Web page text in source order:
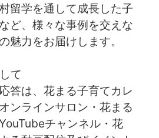
留学を通して成長した子
ど、様々な事例を交えな
魅力をお届けします。
て
答は、花まる子育てカレ
ンラインサロン・花まる
チャンネル・花